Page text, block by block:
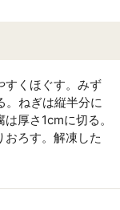
すくほぐす。みず
。ねぎは縦半分に
厚さ1cmに切る。
おろす。解凍した